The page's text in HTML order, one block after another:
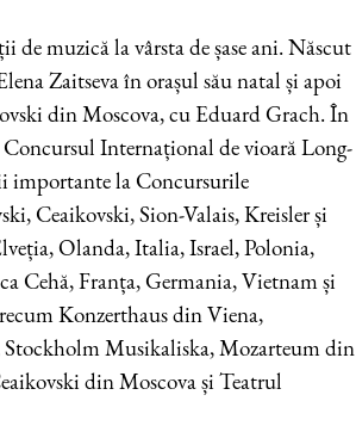
muzică la vârsta de șase ani. Născut
Zaitseva în orașul său natal și apoi
din Moscova, cu Eduard Grach. În
Internațional de vioară Long-
importante la Concursurile
Ceaikovski, Sion-Valais, Kreisler și
Olanda, Italia, Israel, Polonia,
Cehă, Franța, Germania, Vietnam și
Konzerthaus din Viena,
Musikaliska, Mozarteum din
din Moscova și Teatrul